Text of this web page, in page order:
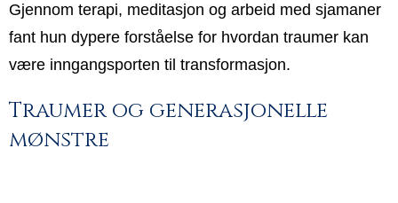
Gjennom terapi, meditasjon og arbeid med sjamaner
fant hun dypere forståelse for hvordan traumer kan
være inngangsporten til transformasjon.
Traumer og generasjonelle
mønstre